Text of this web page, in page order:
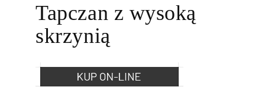
Tapczan z wysoką
skrzynią